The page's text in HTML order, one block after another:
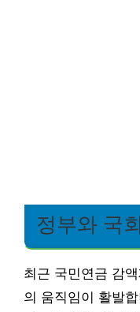
정부와 국
최근 국민연금 감
의 움직임이 활발